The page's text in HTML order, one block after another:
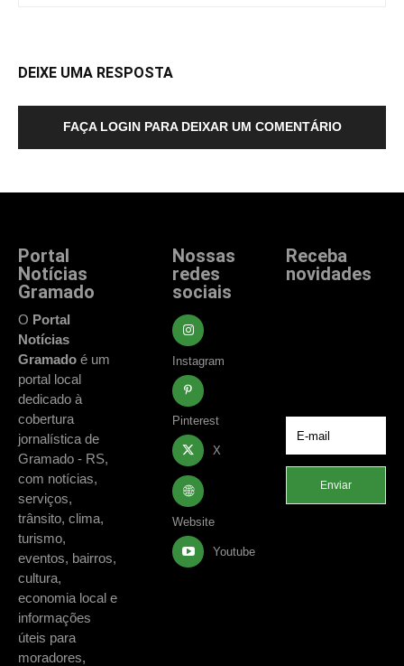
DEIXE UMA RESPOSTA
FAÇA LOGIN PARA DEIXAR UM COMENTÁRIO
Portal
Notícias
Gramado
O Portal
Notícias
Gramado é um
portal local
dedicado à
cobertura
jornalística de
Gramado - RS,
com notícias,
serviços,
trânsito, clima,
turismo,
eventos, bairros,
cultura,
economia local e
informações
úteis para
moradores,
Nossas
redes
sociais
Instagram
Pinterest
X
Website
Youtube
Receba
novidades
Enviar